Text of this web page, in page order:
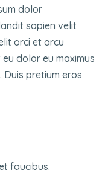
dolor
sapien velit
orci et arcu
dolor eu maximus
pretium eros
faucibus.